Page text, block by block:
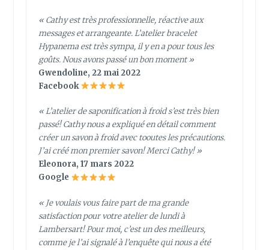
« Cathy est très professionnelle, réactive aux
messages et arrangeante. L’atelier bracelet
Hypanema est très sympa, il y en a pour tous les
goûts. Nous avons passé un bon moment »
Gwendoline, 22 mai 2022
Facebook
« L’atelier de saponification à froid s’est très bien
passé! Cathy nous a expliqué en détail comment
créer un savon à froid avec tooutes les précautions.
J’ai créé mon premier savon! Merci Cathy! »
Eleonora, 17 mars 2022
Google
« Je voulais vous faire part de ma grande
satisfaction pour votre atelier de lundi à
Lambersart! Pour moi, c’est un des meilleurs,
comme je l’ai signalé à l’enquête qui nous a été